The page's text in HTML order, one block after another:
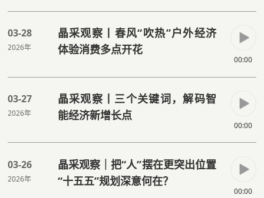
03-28
2026年
晶采观察丨春风“吹热”户外经济
体验消费多点开花
00:00
03-27
2026年
晶采观察丨三个关键词，解码智
能经济新增长点
00:00
03-26
2026年
晶采观察｜把“人”摆在更突出位置
“十五五”规划深意何在？
00:00